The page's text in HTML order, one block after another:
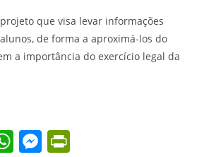
que visa levar informações
de forma a aproximá-los do
a importância do exercício legal da
W M